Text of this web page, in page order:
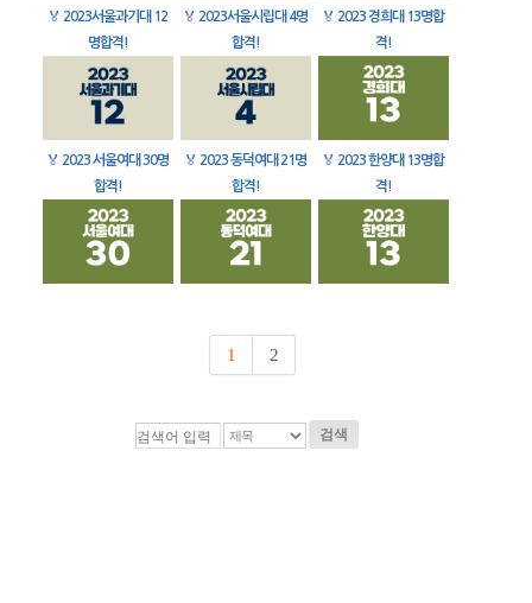
🏅 2023서울과기대 12
명합격!
🏅 2023서울시립대 4명
합격!
🏅 2023 경희대 13명합
격!
🏅 2023 서울여대 30명
합격!
🏅 2023 동덕여대 21명
합격!
🏅 2023 한양대 13명합
격!
1 2
검색